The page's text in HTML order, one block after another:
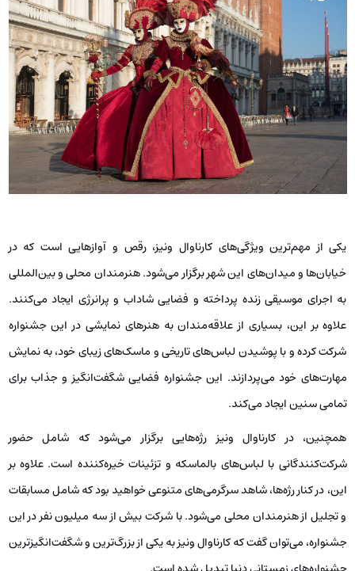
یکی از مهم‌ترین ویژگی‌های کارناوال ونیز، رقص و آوازهایی است که در
خیابان‌ها و میدان‌های این شهر برگزار می‌شود. هنرمندان محلی و بین‌المللی
به اجرای موسیقی زنده پرداخته و فضایی شاداب و پرانرژی ایجاد می‌کنند.
علاوه بر این، بسیاری از علاقه‌مندان به هنرهای نمایشی در این جشنواره
شرکت کرده و با پوشیدن لباس‌های تاریخی و ماسک‌های زیبای خود، به نمایش
مهارت‌های خود می‌پردازند. این جشنواره فضایی شگفت‌انگیز و جذاب برای
تمامی سنین ایجاد می‌کند.
همچنین، در کارناوال ونیز رژه‌هایی برگزار می‌شود که شامل حضور
شرکت‌کنندگانی با لباس‌های بالماسکه و تزئینات خیره‌کننده است. علاوه بر
این، در کنار رژه‌ها، شاهد سرگرمی‌های متنوعی خواهید بود که شامل مسابقات
و تجلیل از هنرمندان محلی می‌شود. با شرکت بیش از سه میلیون نفر در این
جشنواره، می‌توان گفت که کارناوال ونیز به یکی از بزرگ‌ترین و شگفت‌انگیزترین